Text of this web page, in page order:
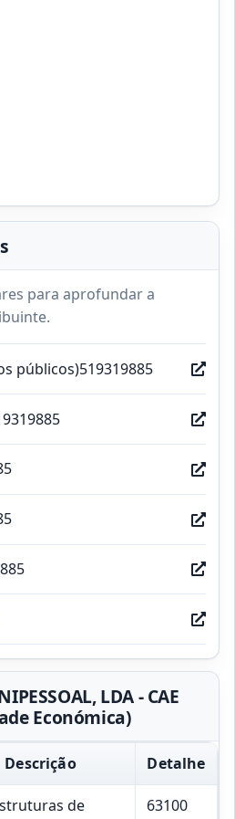
para aprofundar a
públicos)519319885
LDA - CAE
Económica)
Descrição Detalhe
de
63100